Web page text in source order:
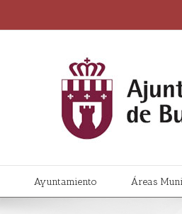
Ayuntamiento Áreas